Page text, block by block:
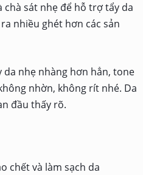
chà sát nhẹ để hỗ trợ tẩy da
nhiều ghét hơn các sản
da nhẹ nhàng hơn hẳn, tone
nhờn, không rít nhé. Da
đầu thấy rõ.
chết và làm sạch da